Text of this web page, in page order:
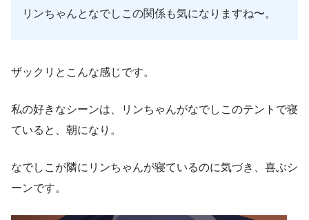
リンちゃんとなでしこの関係も気になりますね〜。
ザックリとこんな感じです。
私の好きなシーンは、リンちゃんがなでしこのテントで寝
ていると、朝になり。
なでしこが隣にリンちゃんが寝ているのに気づき、喜ぶシ
ーンです。